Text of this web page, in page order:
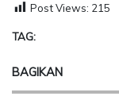
Post Views: 215
TAG:
BAGIKAN